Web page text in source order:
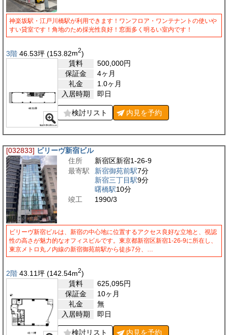
神楽坂駅・江戸川橋駅が利用できます！ワンフロア・ワンテナントの使いや
すい貸室です！角地のため採光性良好！窓面多く明るい室内です！
3階 46.53坪 (153.82m2)
賃料
500,000円
保証金
4ヶ月
礼金
1.0ヶ月
入居時期
即日
検討リスト 内見を予約
[032833] ビリーヴ新宿ビル
住所
新宿区新宿1-26-9
最寄駅
新宿御苑前駅7分
新宿三丁目駅9分
曙橋駅10分
竣工
1990/3
ビリーヴ新宿ビルは、新宿の中心地に位置するアクセス良好な立地と、視認
性の高さが魅力的なオフィスビルです。東京都新宿区新宿1-26-9に所在し、
東京メトロ丸ノ内線の新宿御苑前駅から徒歩7分、…
2階 43.11坪 (142.54m2)
賃料
625,095円
保証金
10ヶ月
礼金
無
入居時期
即日
検討リスト 内見を予約